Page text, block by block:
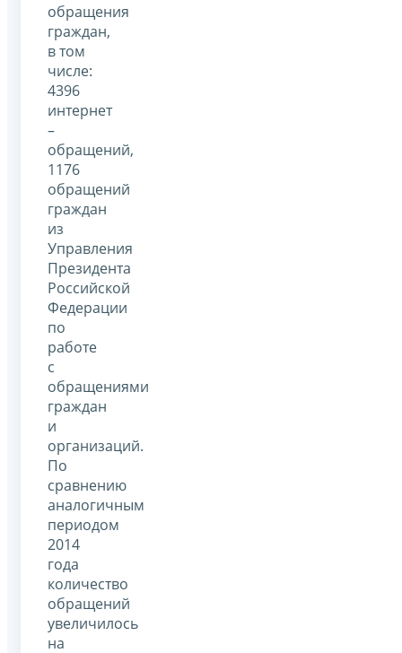
обращения
граждан,
в том
числе:
4396
интернет
–
обращений,
1176
обращений
граждан
из
Управления
Президента
Российской
Федерации
по
работе
с
обращениями
граждан
и
организаций.
По
сравнению
аналогичным
периодом
2014
года
количество
обращений
увеличилось
на